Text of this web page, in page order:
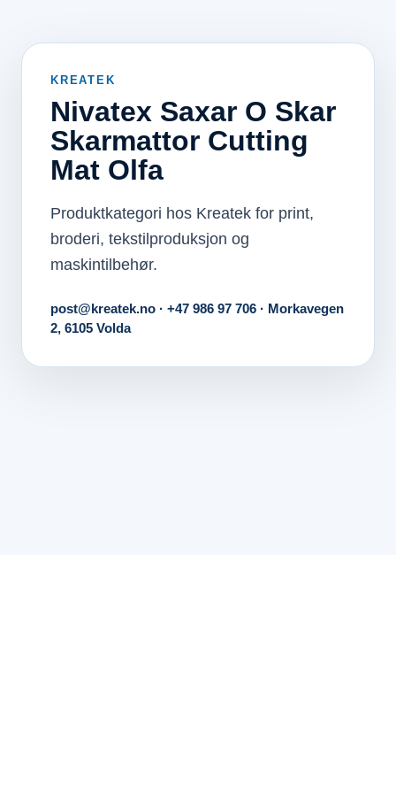
KREATEK
Nivatex Saxar O Skar
Skarmattor Cutting
Mat Olfa
Produktkategori hos Kreatek for print,
broderi, tekstilproduksjon og
maskintilbehør.
post@kreatek.no · +47 986 97 706 · Morkavegen
2, 6105 Volda